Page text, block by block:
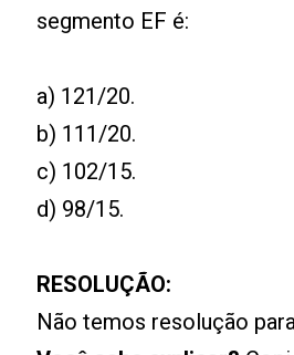
segmento EF é:
a) 121/20.
b) 111/20.
c) 102/15.
d) 98/15.
RESOLUÇÃO:
Não temos resolução